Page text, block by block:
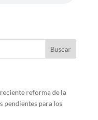
reforma de la
pendientes para los